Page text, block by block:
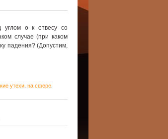
углом ѳ к отвесу со
случае (при каком
падения? (Допустим,
утехи на сфере